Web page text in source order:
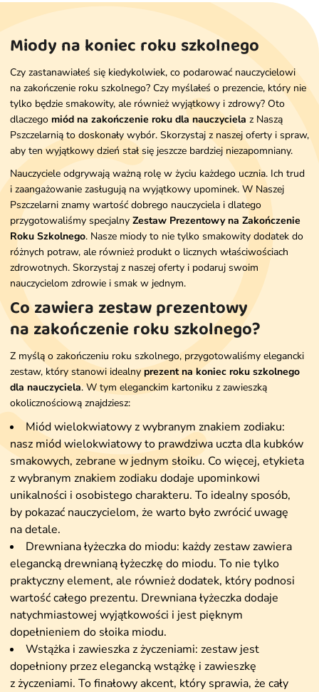
Miody na koniec roku szkolnego
Czy zastanawiałeś się kiedykolwiek, co podarować nauczycielowi
na zakończenie roku szkolnego? Czy myślałeś o prezencie, który nie
tylko będzie smakowity, ale również wyjątkowy i zdrowy? Oto
dlaczego miód na zakończenie roku dla nauczyciela z Naszą
Pszczelarnią to doskonały wybór. Skorzystaj z naszej oferty i spraw,
aby ten wyjątkowy dzień stał się jeszcze bardziej niezapomniany.
Nauczyciele odgrywają ważną rolę w życiu każdego ucznia. Ich trud
i zaangażowanie zasługują na wyjątkowy upominek. W Naszej
Pszczelarni znamy wartość dobrego nauczyciela i dlatego
przygotowaliśmy specjalny Zestaw Prezentowy na Zakończenie
Roku Szkolnego. Nasze miody to nie tylko smakowity dodatek do
różnych potraw, ale również produkt o licznych właściwościach
zdrowotnych. Skorzystaj z naszej oferty i podaruj swoim
nauczycielom zdrowie i smak w jednym.
Co zawiera zestaw prezentowy
na zakończenie roku szkolnego?
Z myślą o zakończeniu roku szkolnego, przygotowaliśmy elegancki
zestaw, który stanowi idealny prezent na koniec roku szkolnego
dla nauczyciela. W tym eleganckim kartoniku z zawieszką
okolicznościową znajdziesz:
Miód wielokwiatowy z wybranym znakiem zodiaku:
nasz miód wielokwiatowy to prawdziwa uczta dla kubków
smakowych, zebrane w jednym słoiku. Co więcej, etykieta
z wybranym znakiem zodiaku dodaje upominkowi
unikalności i osobistego charakteru. To idealny sposób,
by pokazać nauczycielom, że warto było zwrócić uwagę
na detale.
Drewniana łyżeczka do miodu: każdy zestaw zawiera
elegancką drewnianą łyżeczkę do miodu. To nie tylko
praktyczny element, ale również dodatek, który podnosi
wartość całego prezentu. Drewniana łyżeczka dodaje
natychmiastowej wyjątkowości i jest pięknym
dopełnieniem do słoika miodu.
Wstążka i zawieszka z życzeniami: zestaw jest
dopełniony przez elegancką wstążkę i zawieszkę
z życzeniami. To finałowy akcent, który sprawia, że cały